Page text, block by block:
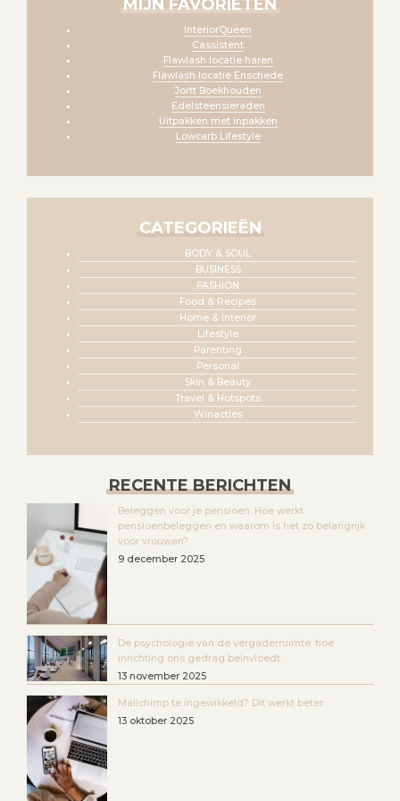
MIJN FAVORIETEN
InteriorQueen
Cassistent
Flawlash locatie haren
Flawlash locatie Enschede
Jortt Boekhouden
Edelsteensieraden
Uitpakken met inpakken
Lowcarb Lifestyle
CATEGORIEËN
BODY & SOUL
BUSINESS
FASHION
Food & Recipes
Home & Interior
Lifestyle
Parenting
Personal
Skin & Beauty
Travel & Hotspots
Winacties
RECENTE BERICHTEN
Beleggen voor je pensioen. Hoe werkt
pensioenbeleggen en waarom is het zo belangrijk
voor vrouwen?
9 december 2025
De psychologie van de vergaderruimte: hoe
inrichting ons gedrag beïnvloedt
13 november 2025
Mailchimp te ingewikkeld? Dit werkt beter
13 oktober 2025